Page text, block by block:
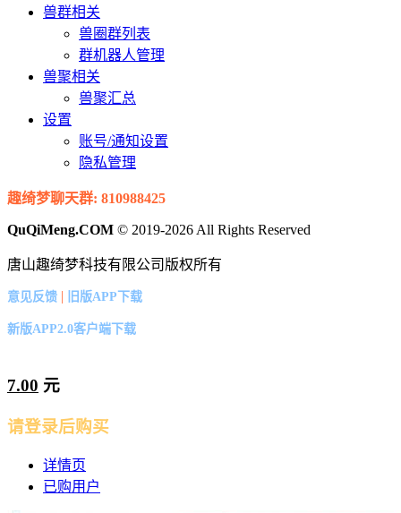
兽群相关
兽圈群列表
群机器人管理
兽聚相关
兽聚汇总
设置
账号/通知设置
隐私管理
趣绮梦聊天群: 810988425
QuQiMeng.COM © 2019-2026 All Rights Reserved
唐山趣绮梦科技有限公司版权所有
意见反馈 | 旧版APP下载
新版APP2.0客户端下载
7.00 元
请登录后购买
详情页
已购用户